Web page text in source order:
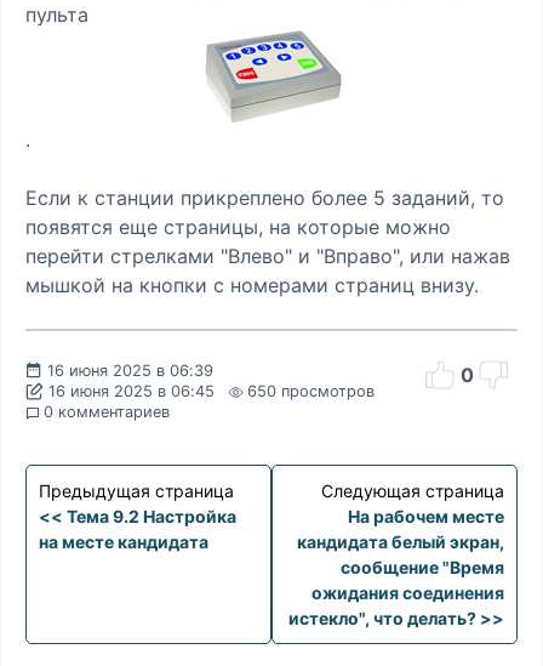
пульта
.
Если к станции прикреплено более 5 заданий, то
появятся еще страницы, на которые можно
перейти стрелками "Влево" и "Вправо", или нажав
мышкой на кнопки с номерами страниц внизу.
16 июня 2025 в 06:39
16 июня 2025 в 06:45
650 просмотров
0 комментариев
0
Предыдущая страница
<< Тема 9.2 Настройка
на месте кандидата
Следующая страница
На рабочем месте
кандидата белый экран,
сообщение "Время
ожидания соединения
истекло", что делать? >>